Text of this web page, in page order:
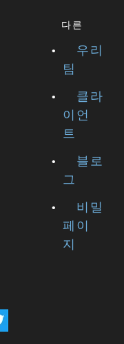
다른
우리
팀
클라
이언
트
블로
그
비밀
페이
지